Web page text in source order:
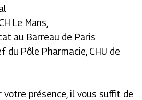
Le Mans,
au Barreau de Paris
du Pôle Pharmacie, CHU de
votre présence, il vous suffit de